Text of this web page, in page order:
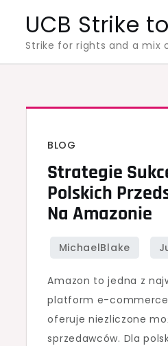
content
UCB Strike
Strike for rights and a mix
BLOG
Strategie
Polskich
Na Amazonie
Amazon to jedna z
platform e-
oferuje niezliczone
sprzedawców. Dla